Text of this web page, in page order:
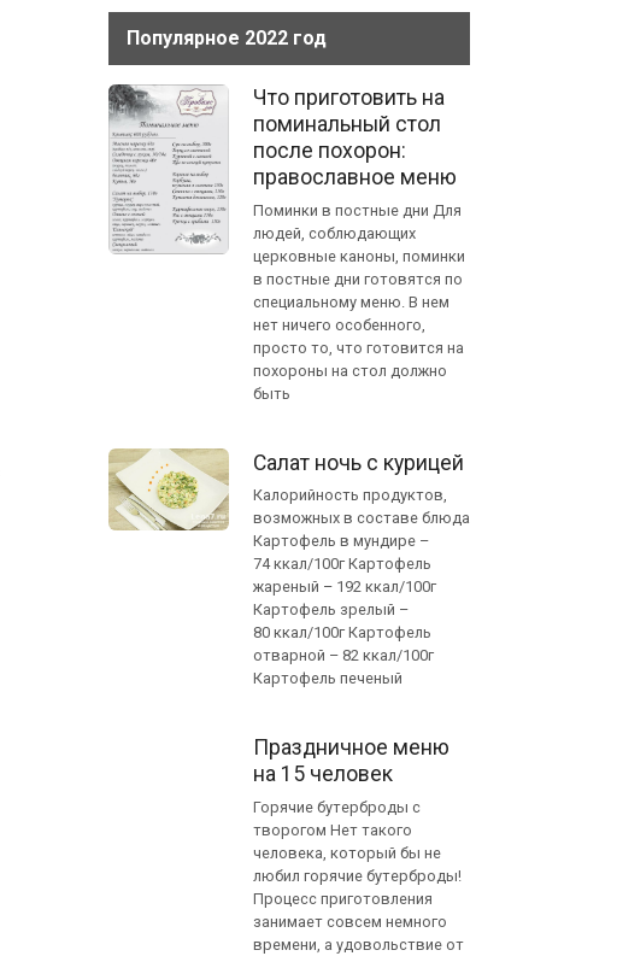
Популярное 2022 год
Что приготовить на
поминальный стол
после похорон:
православное меню
Поминки в постные дни Для
людей, соблюдающих
церковные каноны, поминки
в постные дни готовятся по
специальному меню. В нем
нет ничего особенного,
просто то, что готовится на
похороны на стол должно
быть
Салат ночь с курицей
Калорийность продуктов,
возможных в составе блюда
Картофель в мундире –
74 ккал/100г Картофель
жареный – 192 ккал/100г
Картофель зрелый –
80 ккал/100г Картофель
отварной – 82 ккал/100г
Картофель печеный
Праздничное меню
на 15 человек
Горячие бутерброды с
творогом Нет такого
человека, который бы не
любил горячие бутерброды!
Процесс приготовления
занимает совсем немного
времени, а удовольствие от